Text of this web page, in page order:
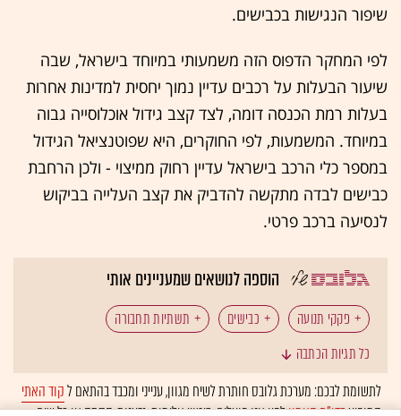
שיפור הנגישות בכבישים.
לפי המחקר הדפוס הזה משמעותי במיוחד בישראל, שבה
שיעור הבעלות על רכבים עדיין נמוך יחסית למדינות אחרות
בעלות רמת הכנסה דומה, לצד קצב גידול אוכלוסייה גבוה
במיוחד. המשמעות, לפי החוקרים, היא שפוטנציאל הגידול
במספר כלי הרכב בישראל עדיין רחוק ממיצוי - ולכן הרחבת
כבישים לבדה מתקשה להדביק את קצב העלייה בביקוש
לנסיעה ברכב פרטי.
הוספה לנושאים שמעניינים אותי
פקקי תנועה כבישים תשתיות תחבורה
כל תגיות הכתבה
לתשומת לבכם: מערכת גלובס חותרת לשיח מגוון, ענייני ומכבד בהתאם לקוד האתי